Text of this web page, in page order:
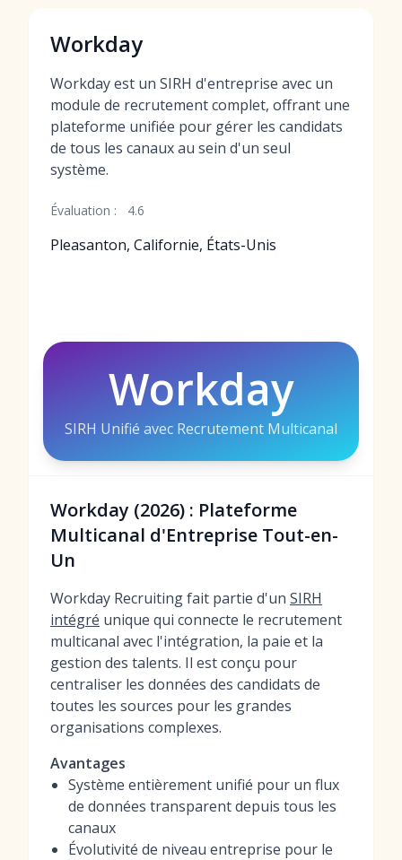
Workday
Workday est un SIRH d'entreprise avec un
module de recrutement complet, offrant une
plateforme unifiée pour gérer les candidats
de tous les canaux au sein d'un seul
système.
Évaluation : 4.6
Pleasanton, Californie, États-Unis
Workday
SIRH Unifié avec Recrutement Multicanal
Workday (2026) : Plateforme
Multicanal d'Entreprise Tout-en-
Un
Workday Recruiting fait partie d'un SIRH
intégré unique qui connecte le recrutement
multicanal avec l'intégration, la paie et la
gestion des talents. Il est conçu pour
centraliser les données des candidats de
toutes les sources pour les grandes
organisations complexes.
Avantages
Système entièrement unifié pour un flux
de données transparent depuis tous les
canaux
Évolutivité de niveau entreprise pour le